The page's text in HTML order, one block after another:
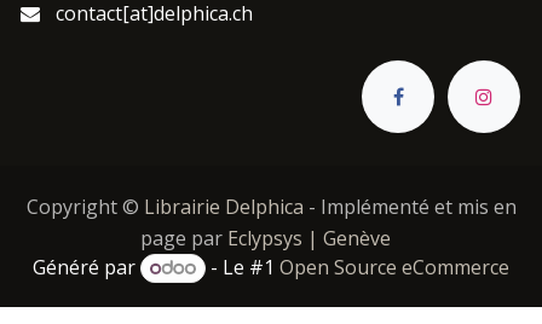
contact[at]delphica.ch
Copyright © Librairie Delphica - Implémenté et mis en
page par Eclypsys | Genève
Généré par
- Le #1Open Source eCommerce